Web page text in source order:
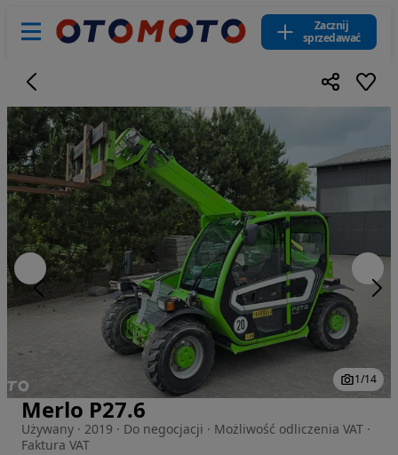
Zacznij
sprzedawać
Zdjęcie 1 z 14
1/14
Merlo P27.6
Używany · 2019 · Do negocjacji · Możliwość odliczenia VAT ·
Faktura VAT